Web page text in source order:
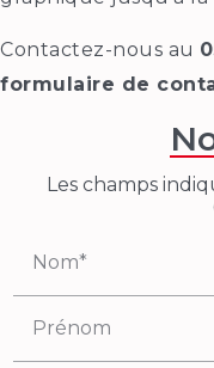
Contactez-nous au
formulaire de
Les champs
Nom*
Prénom